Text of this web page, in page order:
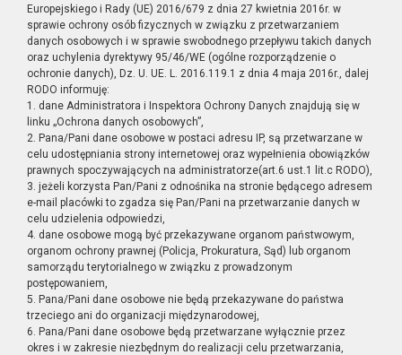
Europejskiego i Rady (UE) 2016/679 z dnia 27 kwietnia 2016r. w
sprawie ochrony osób fizycznych w związku z przetwarzaniem
danych osobowych i w sprawie swobodnego przepływu takich danych
oraz uchylenia dyrektywy 95/46/WE (ogólne rozporządzenie o
ochronie danych), Dz. U. UE. L. 2016.119.1 z dnia 4 maja 2016r., dalej
RODO informuję:
1. dane Administratora i Inspektora Ochrony Danych znajdują się w
linku „Ochrona danych osobowych”,
2. Pana/Pani dane osobowe w postaci adresu IP, są przetwarzane w
celu udostępniania strony internetowej oraz wypełnienia obowiązków
prawnych spoczywających na administratorze(art.6 ust.1 lit.c RODO),
3. jeżeli korzysta Pan/Pani z odnośnika na stronie będącego adresem
e-mail placówki to zgadza się Pan/Pani na przetwarzanie danych w
celu udzielenia odpowiedzi,
4. dane osobowe mogą być przekazywane organom państwowym,
organom ochrony prawnej (Policja, Prokuratura, Sąd) lub organom
samorządu terytorialnego w związku z prowadzonym
postępowaniem,
5. Pana/Pani dane osobowe nie będą przekazywane do państwa
trzeciego ani do organizacji międzynarodowej,
6. Pana/Pani dane osobowe będą przetwarzane wyłącznie przez
okres i w zakresie niezbędnym do realizacji celu przetwarzania,